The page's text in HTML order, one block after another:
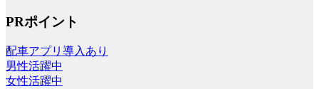
PRポイント
配車アプリ導入あり
男性活躍中
女性活躍中